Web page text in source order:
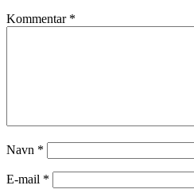
Kommentar *
Navn *
E-mail *